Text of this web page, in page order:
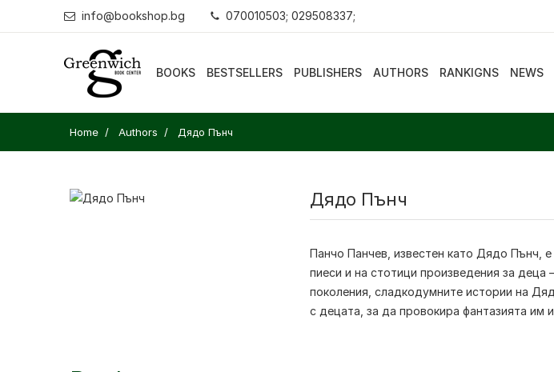
info@bookshop.bg 070010503; 029508337;
BOOKS BESTSELLERS PUBLISHERS AUTHORS RANKIGNS NEWS
Home Authors Дядо Пънч
Дядо Пънч
Панчо Панчев, известен като Дядо Пънч,
пиеси и на стотици произведения за деца
поколения, сладкодумните истории на
с децата, за да провокира фантазията им